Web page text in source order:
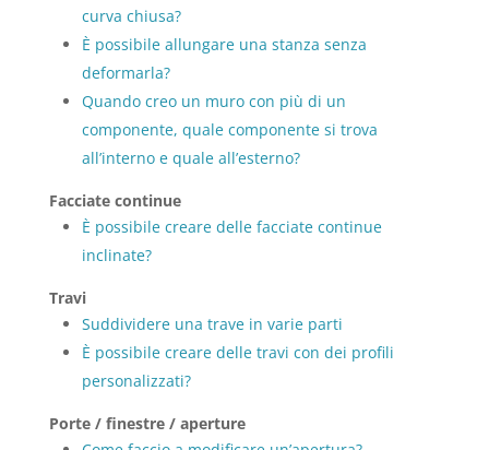
curva chiusa?
È possibile allungare una stanza senza
deformarla?
Quando creo un muro con più di un
componente, quale componente si trova
all’interno e quale all’esterno?
Facciate continue
È possibile creare delle facciate continue
inclinate?
Travi
Suddividere una trave in varie parti
È possibile creare delle travi con dei profili
personalizzati?
Porte / finestre / aperture